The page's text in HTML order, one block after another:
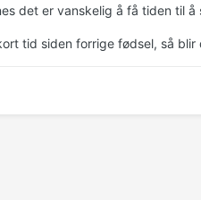
det er vanskelig å få tiden til
tid siden forrige fødsel, så